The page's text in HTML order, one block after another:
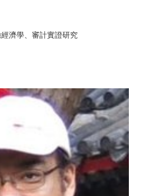
濟學、審計實證研究